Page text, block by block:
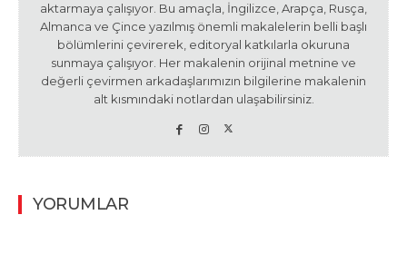
aktarmaya çalışıyor. Bu amaçla, İngilizce, Arapça, Rusça,
Almanca ve Çince yazılmış önemli makalelerin belli başlı
bölümlerini çevirerek, editoryal katkılarla okuruna
sunmaya çalışıyor. Her makalenin orijinal metnine ve
değerli çevirmen arkadaşlarımızın bilgilerine makalenin
alt kısmındaki notlardan ulaşabilirsiniz.
YORUMLAR